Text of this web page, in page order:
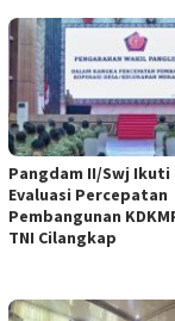
Pangdam II/Swj Ikuti
Evaluasi Percepatan
Pembangunan
TNI Cilangkap